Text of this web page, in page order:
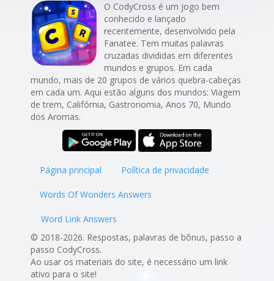
O CodyCross é um jogo bem
conhecido e lançado
recentemente, desenvolvido pela
Fanatee. Tem muitas palavras
cruzadas divididas em diferentes
mundos e grupos. Em cada
mundo, mais de 20 grupos de vários quebra-cabeças
em cada um. Aqui estão alguns dos mundos: Viagem
de trem, Califórnia, Gastronomia, Anos 70, Mundo
dos Aromas.
Página principal Política de privacidade
Words Of Wonders Answers
Word Link Answers
© 2018-2026. Respostas, palavras de bônus, passo a
passo CodyCross.
Ao usar os materiais do site, é necessário um link
ativo para o site!